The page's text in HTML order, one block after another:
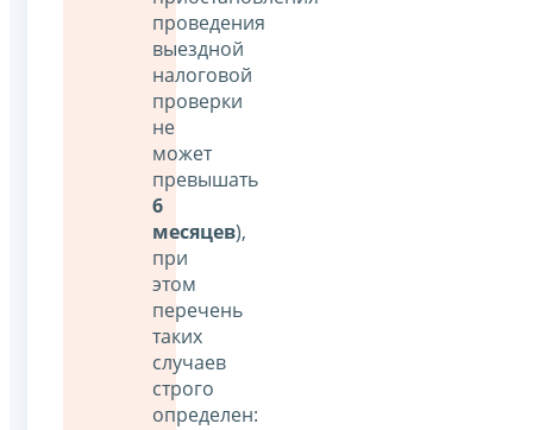
проведения
выездной
налоговой
проверки
не
может
превышать
6
месяцев),
при
этом
перечень
таких
случаев
строго
определен: